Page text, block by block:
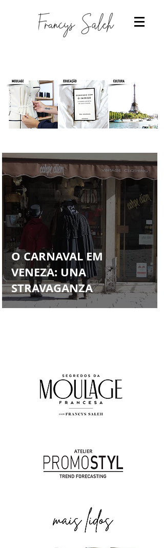
Designer de moda
-Trabalhar com
-Estudar Moda
Francys Saleh
O CARNAVAL EM
VENEZA: UNA
STRAVAGANZA